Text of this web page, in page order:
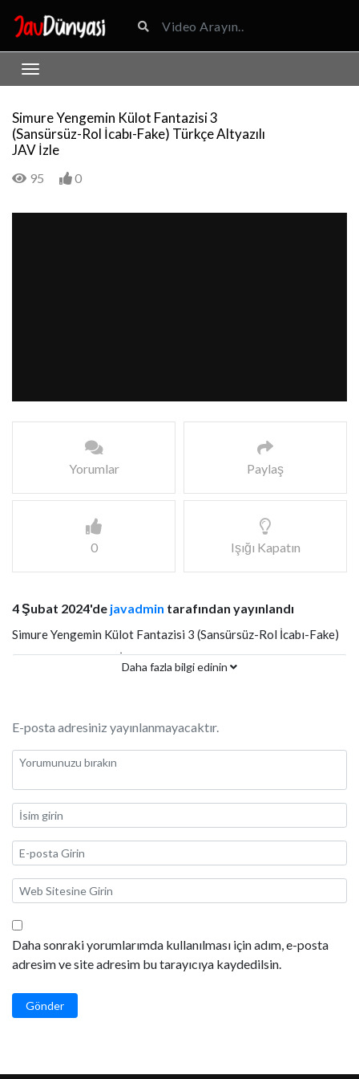
Simure Yengemin Külot Fantazisi 3
(Sansürsüz-Rol İcabı-Fake) Türkçe Altyazılı
JAV İzle
95 0
Yorumlar Paylaş
0 Işığı Kapatın
4 Şubat 2024'de javadmin tarafından yayınlandı
Simure Yengemin Külot Fantazisi 3 (Sansürsüz-Rol İcabı-Fake)
Türkçe Altyazılı JAV İzle
Daha fazla bilgi edinin
E-posta adresiniz yayınlanmayacaktır.
Daha sonraki yorumlarımda kullanılması için adım, e-posta
adresim ve site adresim bu tarayıcıya kaydedilsin.
Gönder